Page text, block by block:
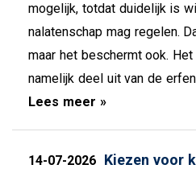
mogelijk, totdat duidelijk is
nalatenschap mag regelen.
maar het beschermt ook.
namelijk deel uit van de
Lees meer »
14-07-2026 Kiezen voor